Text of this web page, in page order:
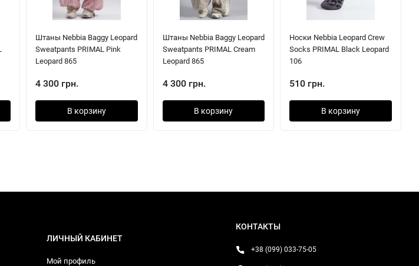
Штаны Nebbia Baggy Leopard
Sweatpants PRIMAL Pink
Leopard 865
4 300 грн.
В корзину
Штаны Nebbia Baggy Leopard
Sweatpants PRIMAL Cream
Leopard 865
4 300 грн.
В корзину
Носки Nebbia Leopard Crew
Socks PRIMAL Black Leopard
106
510 грн.
В корзину
ЛИЧНЫЙ КАБИНЕТ
Мой профиль
КОНТАКТЫ
+38 (099) 033-75-05